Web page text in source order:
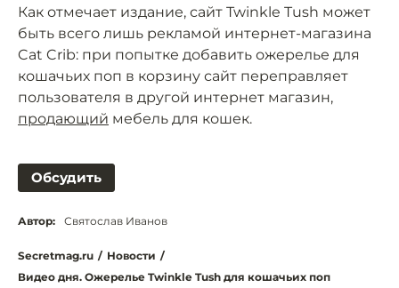
Как отмечает издание, сайт Twinkle Tush может
быть всего лишь рекламой интернет-магазина
Cat Crib: при попытке добавить ожерелье для
кошачьих поп в корзину сайт переправляет
пользователя в другой интернет магазин,
продающий мебель для кошек.
Обсудить
Автор: Святослав Иванов
Secretmag.ru / Новости /
Видео дня. Ожерелье Twinkle Tush для кошачьих поп